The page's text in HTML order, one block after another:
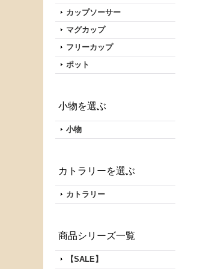
カップソーサー
マグカップ
フリーカップ
ポット
小物を選ぶ
小物
カトラリーを選ぶ
カトラリー
商品シリーズ一覧
【SALE】